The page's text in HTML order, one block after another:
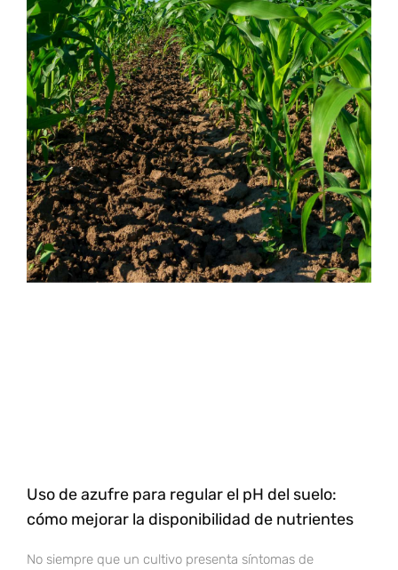
Uso de azufre para regular el pH del suelo:
cómo mejorar la disponibilidad de nutrientes
No siempre que un cultivo presenta síntomas de